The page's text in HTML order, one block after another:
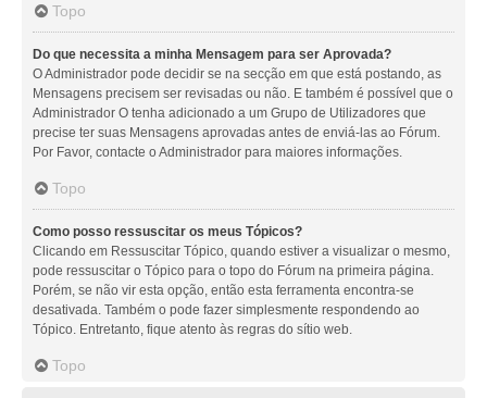
Topo
Do que necessita a minha Mensagem para ser Aprovada?
O Administrador pode decidir se na secção em que está postando, as
Mensagens precisem ser revisadas ou não. E também é possível que o
Administrador O tenha adicionado a um Grupo de Utilizadores que
precise ter suas Mensagens aprovadas antes de enviá-las ao Fórum.
Por Favor, contacte o Administrador para maiores informações.
Topo
Como posso ressuscitar os meus Tópicos?
Clicando em Ressuscitar Tópico, quando estiver a visualizar o mesmo,
pode ressuscitar o Tópico para o topo do Fórum na primeira página.
Porém, se não vir esta opção, então esta ferramenta encontra-se
desativada. Também o pode fazer simplesmente respondendo ao
Tópico. Entretanto, fique atento às regras do sítio web.
Topo